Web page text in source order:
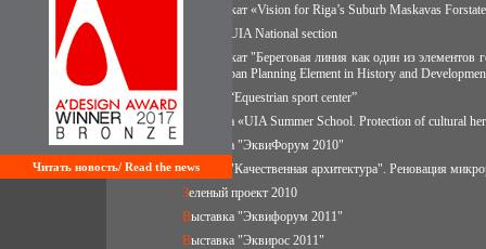
Читать новость/ Read the news
Сертификат «Vision for Riga’s Suburb Maskavas
Диплом UIA National section
of the Urban Planning Element in History and
Диплом “Equestrian sport center”
Выставка «UIA Summer School. Protection of cultural
Выставка "ЭквиФорум 2010"
Диплом "Качественная архитектура". Реновация
Зеленый проект 2010
Выставка "Эквифорум 2011"
Выставка "Эквирос 2011"